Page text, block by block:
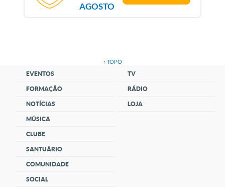
AGOSTO
↑ TOPO
EVENTOS
FORMAÇÃO
NOTÍCIAS
MÚSICA
CLUBE
SANTUÁRIO
COMUNIDADE
SOCIAL
TV
RÁDIO
LOJA